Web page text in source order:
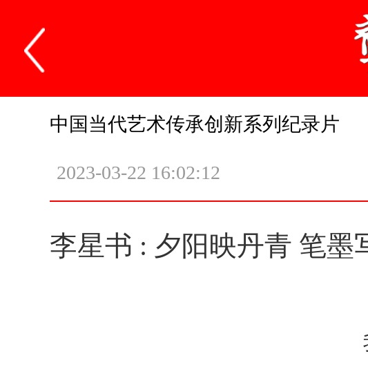
中国当代艺术传承创新系列纪录片
2023-03-22 16:02:12
李星书 : 夕阳映丹青 笔墨